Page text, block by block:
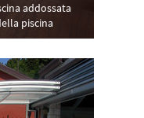
addossata
piscina